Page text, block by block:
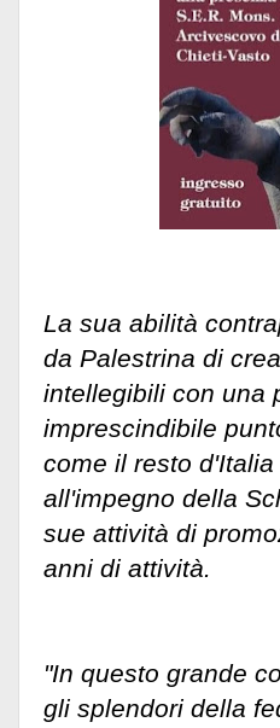
La sua abilità
da Palestrina di
intellegibili con una
imprescindibile
come il resto
all'impegno della
sue attività di
anni di attività.
"In questo grande
gli splendori della